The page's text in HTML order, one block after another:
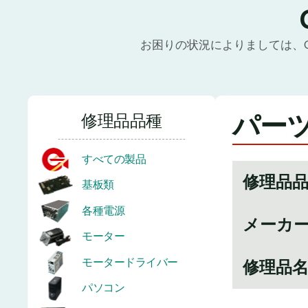
お困りの状況によりましては
修理品品種
すべての製品
基板類
各種電源
モーター
モータードライバー
パソコン
パー
修理品
メーカ
修理品